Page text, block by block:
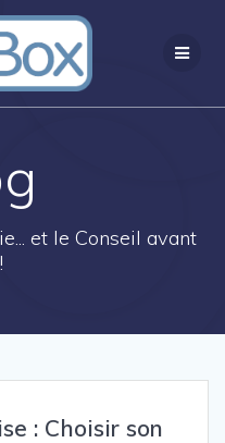
et le Conseil avant
: Choisir son